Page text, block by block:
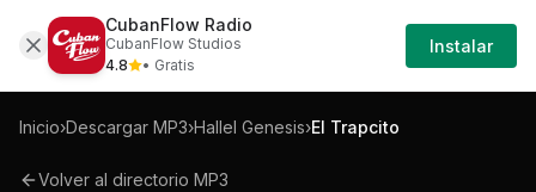
Mp3 Hallel-genesis-el-trapcito-mp3
Iniciar
Sesión
Inicio›Descargar MP3›Hallel Genesis›El Trapcito
Volver al directorio MP3
CubanFlow Radio
CubanFlow Studios
4.8
• Gratis
Instalar